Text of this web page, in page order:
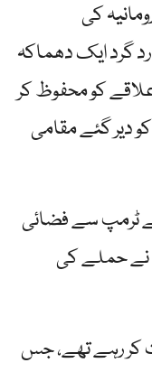
کی
گرد ایک دھماکہ
کو محفوظ کر
دیر گئے مقامی
ٹرمپ سے فضائی
نے حملے کی
کر رہے تھے، جس